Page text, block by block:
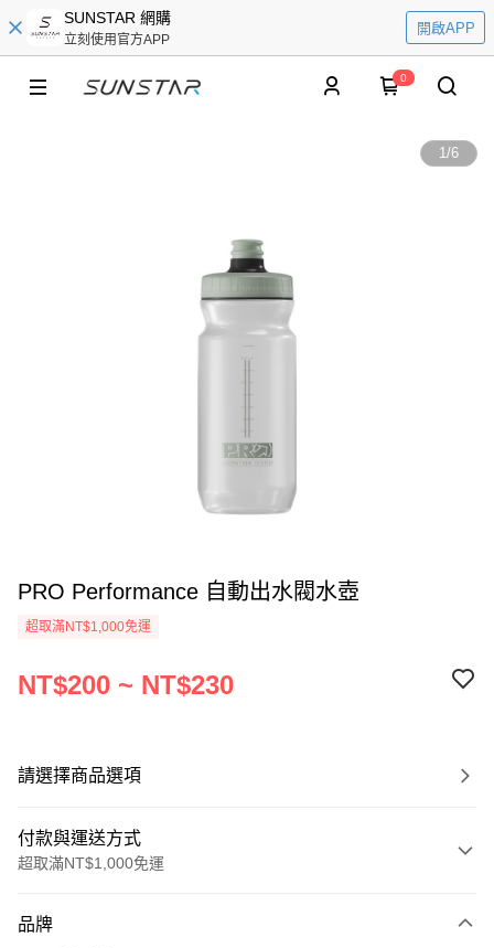
SUNSTAR 網購
立刻使用官方APP
開啟APP
0
1/6
PRO Performance 自動出水閥水壺
超取滿NT$1,000免運
NT$200 ~ NT$230
請選擇商品選項
付款與運送方式
超取滿NT$1,000免運
信用卡一次付款
品牌